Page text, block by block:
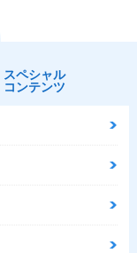
スペシャル
コンテンツ